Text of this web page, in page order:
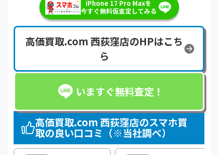
iPhone 17 Pro Maxを
今すぐ無料仮査定してみる
高価買取.com 西荻窪店のHPはこち
ら
いますぐ無料査定！
高価買取.com 西荻窪店のスマホ買
取の良い口コミ（※当社調べ）